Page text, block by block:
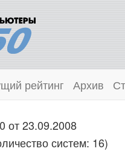
рейтинг Архив
от 23.09.2008
систем: 16)